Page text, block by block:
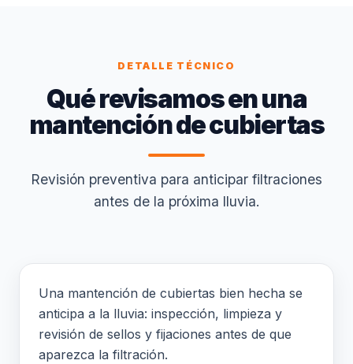
DETALLE TÉCNICO
Qué revisamos en una
mantención de cubiertas
Revisión preventiva para anticipar filtraciones
antes de la próxima lluvia.
Una mantención de cubiertas bien hecha se
anticipa a la lluvia: inspección, limpieza y
revisión de sellos y fijaciones antes de que
aparezca la filtración.